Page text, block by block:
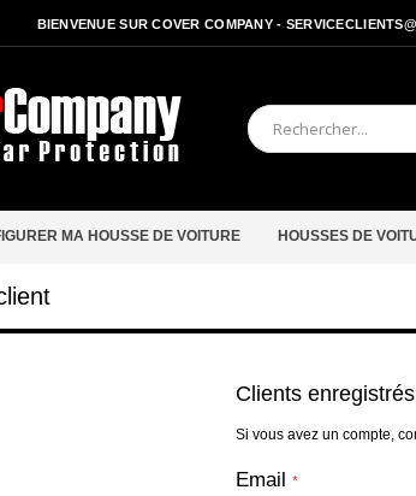
BIENVENUE SUR COVER COMPANY -
MA HOUSSE DE VOITURE HOUSSES DE
Clients enregistrés
Si vous avez un compte,
Email